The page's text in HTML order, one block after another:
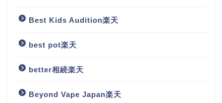
Best Kids Audition楽天
best pot楽天
better相続楽天
Beyond Vape Japan楽天